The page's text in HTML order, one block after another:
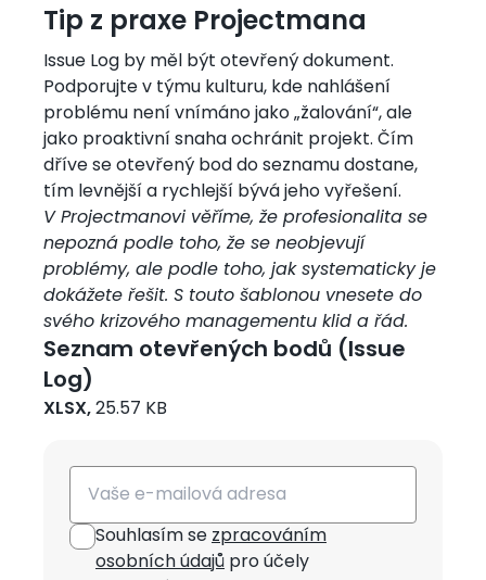
Tip z praxe Projectmana
Issue Log by měl být otevřený dokument.
Podporujte v týmu kulturu, kde nahlášení
problému není vnímáno jako „žalování“, ale
jako proaktivní snaha ochránit projekt. Čím
dříve se otevřený bod do seznamu dostane,
tím levnější a rychlejší bývá jeho vyřešení.
V Projectmanovi věříme, že profesionalita se
nepozná podle toho, že se neobjevují
problémy, ale podle toho, jak systematicky je
dokážete řešit. S touto šablonou vnesete do
svého krizového managementu klid a řád.
Seznam otevřených bodů (Issue
Log)
XLSX,25.57 KB
Email
Souhlasím sezpracováním
osobních údajůpro účely